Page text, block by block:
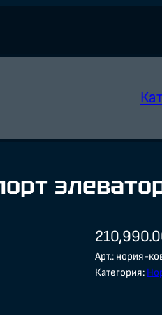
Арт.: нория-
Категория: